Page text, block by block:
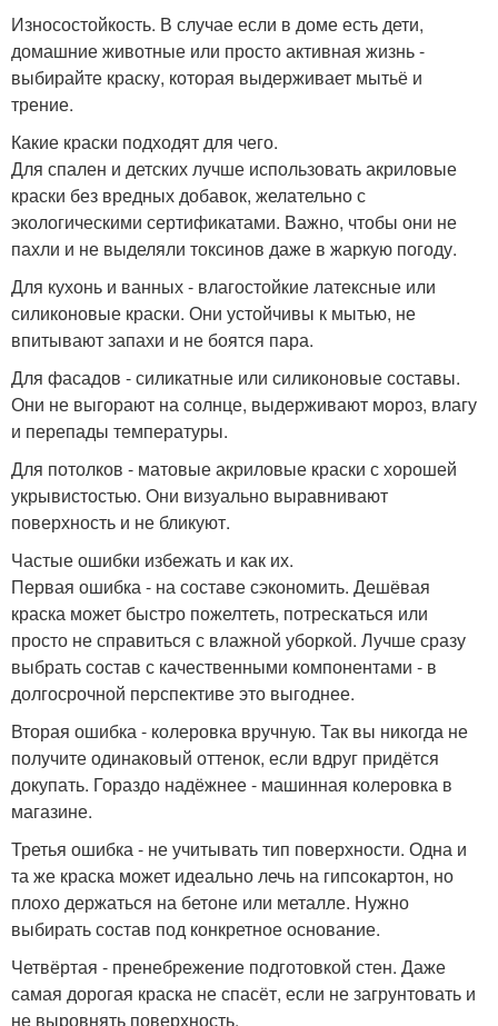
Износостойкость. В случае если в доме есть дети,
домашние животные или просто активная жизнь -
выбирайте краску, которая выдерживает мытьё и
трение.
Какие краски подходят для чего.
Для спален и детских лучше использовать акриловые
краски без вредных добавок, желательно с
экологическими сертификатами. Важно, чтобы они не
пахли и не выделяли токсинов даже в жаркую погоду.
Для кухонь и ванных - влагостойкие латексные или
силиконовые краски. Они устойчивы к мытью, не
впитывают запахи и не боятся пара.
Для фасадов - силикатные или силиконовые составы.
Они не выгорают на солнце, выдерживают мороз, влагу
и перепады температуры.
Для потолков - матовые акриловые краски с хорошей
укрывистостью. Они визуально выравнивают
поверхность и не бликуют.
Частые ошибки избежать и как их.
Первая ошибка - на составе сэкономить. Дешёвая
краска может быстро пожелтеть, потрескаться или
просто не справиться с влажной уборкой. Лучше сразу
выбрать состав с качественными компонентами - в
долгосрочной перспективе это выгоднее.
Вторая ошибка - колеровка вручную. Так вы никогда не
получите одинаковый оттенок, если вдруг придётся
докупать. Гораздо надёжнее - машинная колеровка в
магазине.
Третья ошибка - не учитывать тип поверхности. Одна и
та же краска может идеально лечь на гипсокартон, но
плохо держаться на бетоне или металле. Нужно
выбирать состав под конкретное основание.
Четвёртая - пренебрежение подготовкой стен. Даже
самая дорогая краска не спасёт, если не загрунтовать и
не выровнять поверхность.